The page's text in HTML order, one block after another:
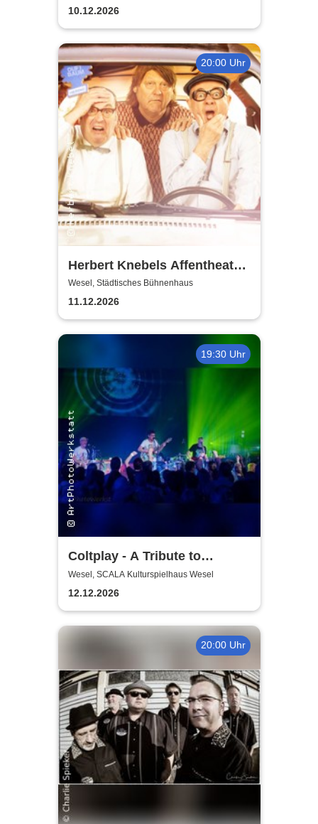
ermittelt
10.12.2026
20:00 Uhr
Herbert Knebels Affentheater
- Voll Karacho!
Wesel, Städtisches Bühnenhaus
11.12.2026
19:30 Uhr
Coltplay - A Tribute to
Coldplay
Wesel, SCALA Kulturspielhaus Wesel
12.12.2026
20:00 Uhr